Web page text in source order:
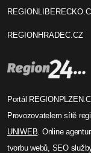
REGIONHRADEC.CZ
Portál
Provozovatelem sítě
UNIWEB . Online
tvorbu webů, SEO